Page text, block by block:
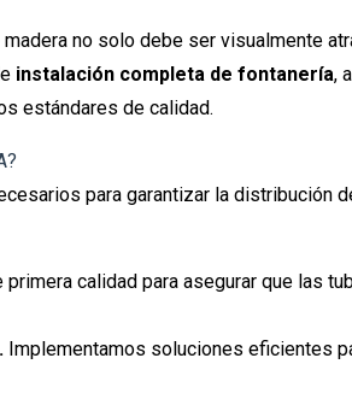
no solo debe ser visualmente
instalación completa de fontanería,
estándares de calidad.
para garantizar la distribución
calidad para asegurar que las
Implementamos soluciones eficientes